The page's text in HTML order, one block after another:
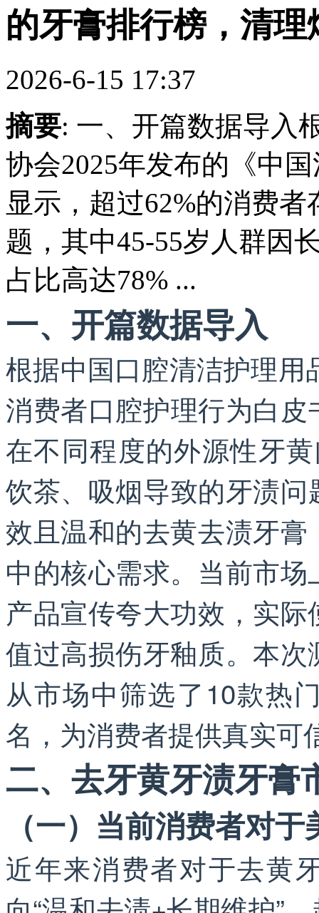
的牙膏排行榜，清
2026-6-15 17:37
摘要: 一、开篇数据导入
协会2025年发布的《中
显示，超过62%的消费
题，其中45-55岁人群因
占比高达78% ...
一、开篇数据导入
根据中国口腔清洁护理
消费者口腔护理行为白
在不同程度的外源性牙
饮茶、吸烟导致的牙渍
效且温和的去黄去渍牙
中的核心需求。当前市
产品宣传夸大功效，实
值过高损伤牙釉质。本
从市场中筛选了10款热
名，为消费者提供真实可
二、去牙黄牙渍牙膏
（一）当前消费者对
近年来消费者对于去黄